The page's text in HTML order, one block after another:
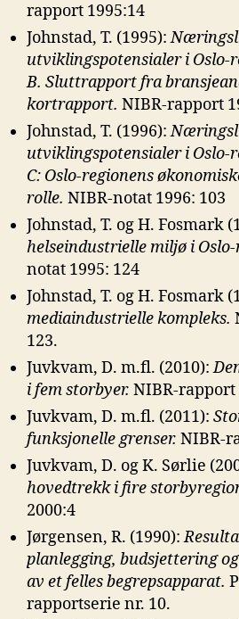
rapport 1995:14
Johnstad, T. (1995):
utviklingspotensialer i Oslo-
B. Sluttrapport fra
kortrapport. NIBR-rapport
Johnstad, T. (1996):
utviklingspotensialer i Oslo-
C: Oslo-regionens
rolle. NIBR-notat 1996: 103
Johnstad, T. og H. Fosmark
helseindustrielle miljø i
notat 1995: 124
Johnstad, T. og H. Fosmark
mediaindustrielle kompleks.
123.
Juvkvam, D. m.fl. (2010):
i fem storbyer. NIBR-rapport
Juvkvam, D. m.fl. (2011):
funksjonelle grenser. NIBR-
Juvkvam, D. og K. Sørlie
hovedtrekk i fire
2000:4
Jørgensen, R. (1990):
planlegging, budsjettering
av et felles begrepsapparat.
rapportserie nr. 10.